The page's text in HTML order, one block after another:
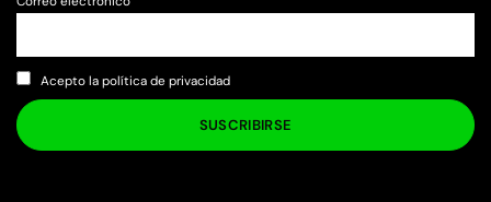
Acepto la política de privacidad